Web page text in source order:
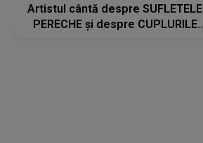
Artistul cântă despre SUFLETELE
PERECHE și despre CUPLURILE